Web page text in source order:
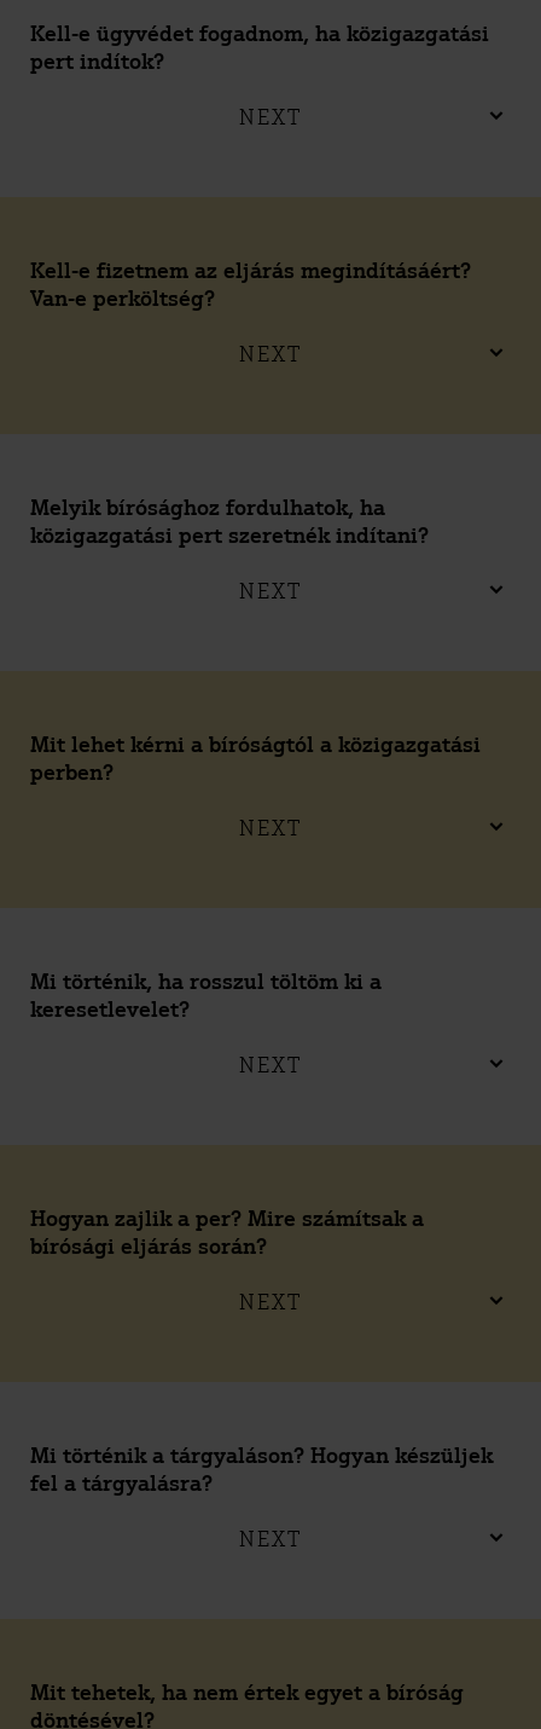
Kell-e ügyvédet fogadnom, ha közigazgatási
pert indítok?
NEXT
Kell-e fizetnem az eljárás megindításáért?
Van-e perköltség?
NEXT
Melyik bírósághoz fordulhatok, ha
közigazgatási pert szeretnék indítani?
NEXT
Mit lehet kérni a bíróságtól a közigazgatási
perben?
NEXT
Mi történik, ha rosszul töltöm ki a
keresetlevelet?
NEXT
Hogyan zajlik a per? Mire számítsak a
bírósági eljárás során?
NEXT
Mi történik a tárgyaláson? Hogyan készüljek
fel a tárgyalásra?
NEXT
Mit tehetek, ha nem értek egyet a bíróság
döntésével?